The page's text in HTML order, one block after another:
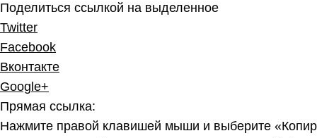
Поделиться ссылкой на выделенное
Twitter
Facebook
Вконтакте
Google+
Прямая ссылка:
Нажмите правой клавишей мыши и выберите